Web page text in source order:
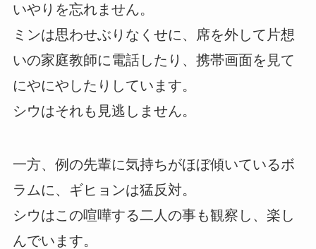
いやりを忘れません。
ミンは思わせぶりなくせに、席を外して片想
いの家庭教師に電話したり、携帯画面を見て
にやにやしたりしています。
シウはそれも見逃しません。
一方、例の先輩に気持ちがほぼ傾いているボ
ラムに、ギヒョンは猛反対。
シウはこの喧嘩する二人の事も観察し、楽し
んでいます。